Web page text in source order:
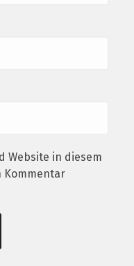
Website in diesem
Kommentar